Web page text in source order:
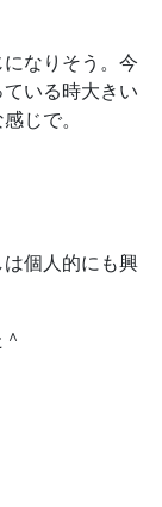
なりそう。今
いる時大きい
じで。
個人的にも興